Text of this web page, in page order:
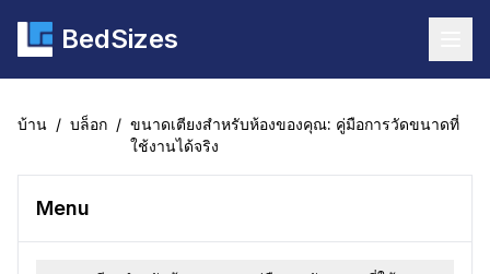
BedSizes
บ้าน / บล็อก / ขนาดเตียงสำหรับห้องของคุณ: คู่มือการวัดขนาดที่
ใช้งานได้จริง
Menu